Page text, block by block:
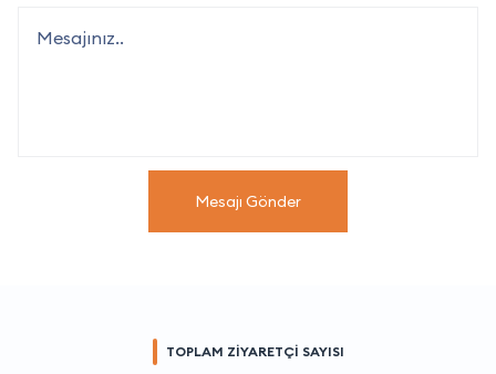
Mesajı Gönder
TOPLAM ZİYARETÇİ SAYISI